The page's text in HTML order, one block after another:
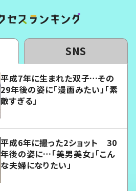
SNS
平成7年に生まれた双子…その
29年後の姿に「漫画みたい」「素
敵すぎる」
平成6年に撮った2ショット 30
年後の姿に…「美男美女」「こん
な夫婦になりたい」